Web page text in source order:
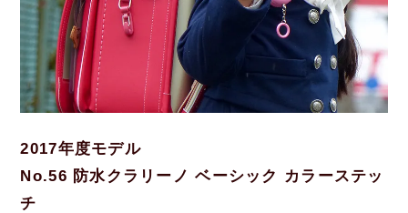
2017年度モデル
No.56 防水クラリーノ ベーシック カラーステッ
チ